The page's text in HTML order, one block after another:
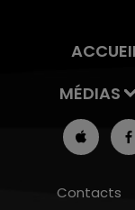
MÉDIAS
Contacts